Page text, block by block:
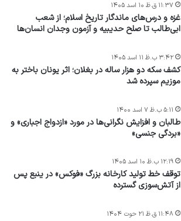
غزه و درس‌های ماندگار تاریخ اسلام؛ از شعب
ابی‌طالب تا صلح حدیبیه و آزمون وجدان انسان‌ها
۱۱:۳۷ ق.ظ ۱۰ اسد ۱۴۰۵
کشف سکه دو هزار ساله در بغلان؛ اثر یونان باختر به
موزیم سپرده شد
۳:۴۲ ب.ظ ۱۱ اسد ۱۴۰۵
طالبان و افزایش نگرانی‌ها در مورد «ازدواج اجباری» و
«بردگی جنسی»
۵:۱۱ ب.ظ ۷ اسد ۱۴۰۰
توقف خط تولید کارخانه بزرگ «فوکس» در ینبع پس
از آتش‌سوزی گسترده
۱۲:۱۹ ب.ظ ۱۰ اسد ۱۴۰۵
۱۱:۴۸ ق.ظ ۲۱ حوت ۱۴۰۴